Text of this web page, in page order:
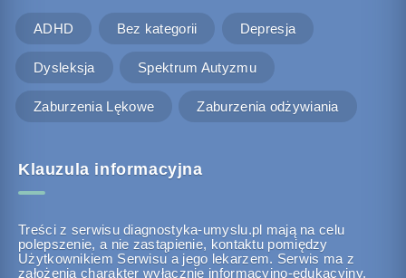
ADHD Bez kategorii Depresja
Dysleksja Spektrum Autyzmu
Zaburzenia Lękowe Zaburzenia odżywiania
Klauzula informacyjna
Treści z serwisu diagnostyka-umyslu.pl mają na celu
polepszenie, a nie zastąpienie, kontaktu pomiędzy
Użytkownikiem Serwisu a jego lekarzem. Serwis ma z
założenia charakter wyłącznie informacyjno-edukacyjny.